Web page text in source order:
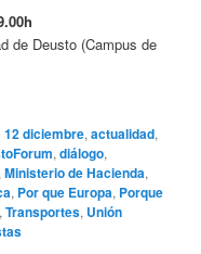
de Deusto (Campus de
12 diciembre,actualidad,
,diálogo,
,Ministerio de Hacienda,
, Por que Europa, Porque
,Transportes, Unión